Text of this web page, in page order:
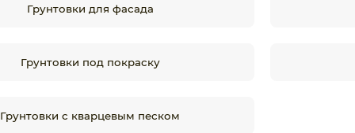
Грунтовки для фасада
Грунтовки под покраску
Грунтовки с кварцевым песком